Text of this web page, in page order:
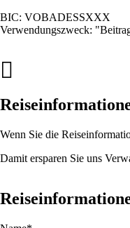
BIC: VOBADESSXXX
Verwendungszweck:
Wenn Sie die
Damit ersparen Sie uns